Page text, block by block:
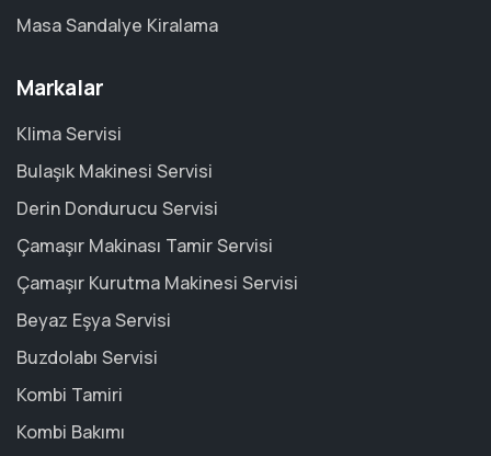
Masa Sandalye Kiralama
Markalar
Klima Servisi
Bulaşık Makinesi Servisi
Derin Dondurucu Servisi
Çamaşır Makinası Tamir Servisi
Çamaşır Kurutma Makinesi Servisi
Beyaz Eşya Servisi
Buzdolabı Servisi
Kombi Tamiri
Kombi Bakımı